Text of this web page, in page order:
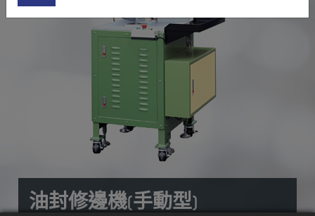
油封修邊機(手動型)